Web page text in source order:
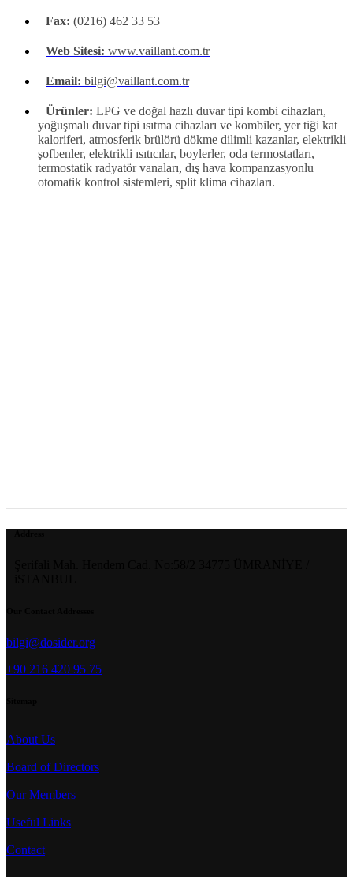
Fax: (0216) 462 33 53
Web Sitesi: www.vaillant.com.tr
Email: bilgi@vaillant.com.tr
Ürünler: LPG ve doğal hazlı duvar tipi kombi cihazları,
yoğuşmalı duvar tipi ısıtma cihazları ve kombiler, yer tiği kat
kaloriferi, atmosferik brülörü dökme dilimli kazanlar, elektrikli
şofbenler, elektrikli ısıtıcılar, boylerler, oda termostatları,
termostatik radyatör vanaları, dış hava kompanzasyonlu
otomatik kontrol sistemleri, split klima cihazları.
bilgi@dosider.org
+90 216 420 95 75
About Us
Board of Directors
Our Members
Useful Links
Contact